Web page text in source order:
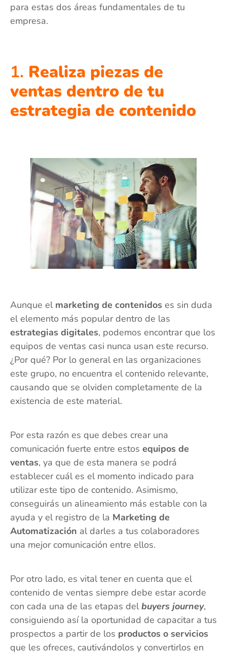
para estas dos áreas fundamentales de tu
empresa.
1. Realiza piezas de
ventas dentro de tu
estrategia de contenido
Aunque el marketing de contenidos es sin duda
el elemento más popular dentro de las
estrategias digitales, podemos encontrar que los
equipos de ventas casi nunca usan este recurso.
¿Por qué? Por lo general en las organizaciones
este grupo, no encuentra el contenido relevante,
causando que se olviden completamente de la
existencia de este material.
Por esta razón es que debes crear una
comunicación fuerte entre estos equipos de
ventas, ya que de esta manera se podrá
establecer cuál es el momento indicado para
utilizar este tipo de contenido. Asimismo,
conseguirás un alineamiento más estable con la
ayuda y el registro de la Marketing de
Automatización al darles a tus colaboradores
una mejor comunicación entre ellos.
Por otro lado, es vital tener en cuenta que el
contenido de ventas siempre debe estar acorde
con cada una de las etapas delbuyers journey,
consiguiendo así la oportunidad de capacitar a tus
prospectos a partir de los productos o servicios
que les ofreces, cautivándolos y convertirlos en